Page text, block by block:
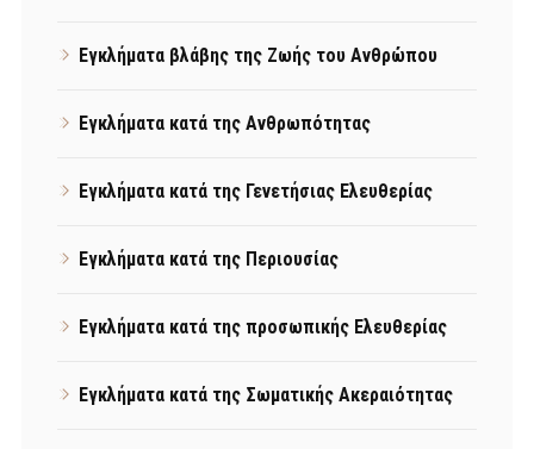
Εγκλήματα βλάβης της Ζωής του Ανθρώπου
Εγκλήματα κατά της Ανθρωπότητας
Εγκλήματα κατά της Γενετήσιας Ελευθερίας
Εγκλήματα κατά της Περιουσίας
Εγκλήματα κατά της προσωπικής Ελευθερίας
Εγκλήματα κατά της Σωματικής Ακεραιότητας